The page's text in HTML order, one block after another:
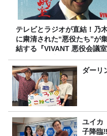
テレビとラジオが直結！乃
に粛清された“悪役たち”が
結する『VIVANT 悪役会議
7/26(日)23時スタート！
ダーリ
ユイカ
子降臨